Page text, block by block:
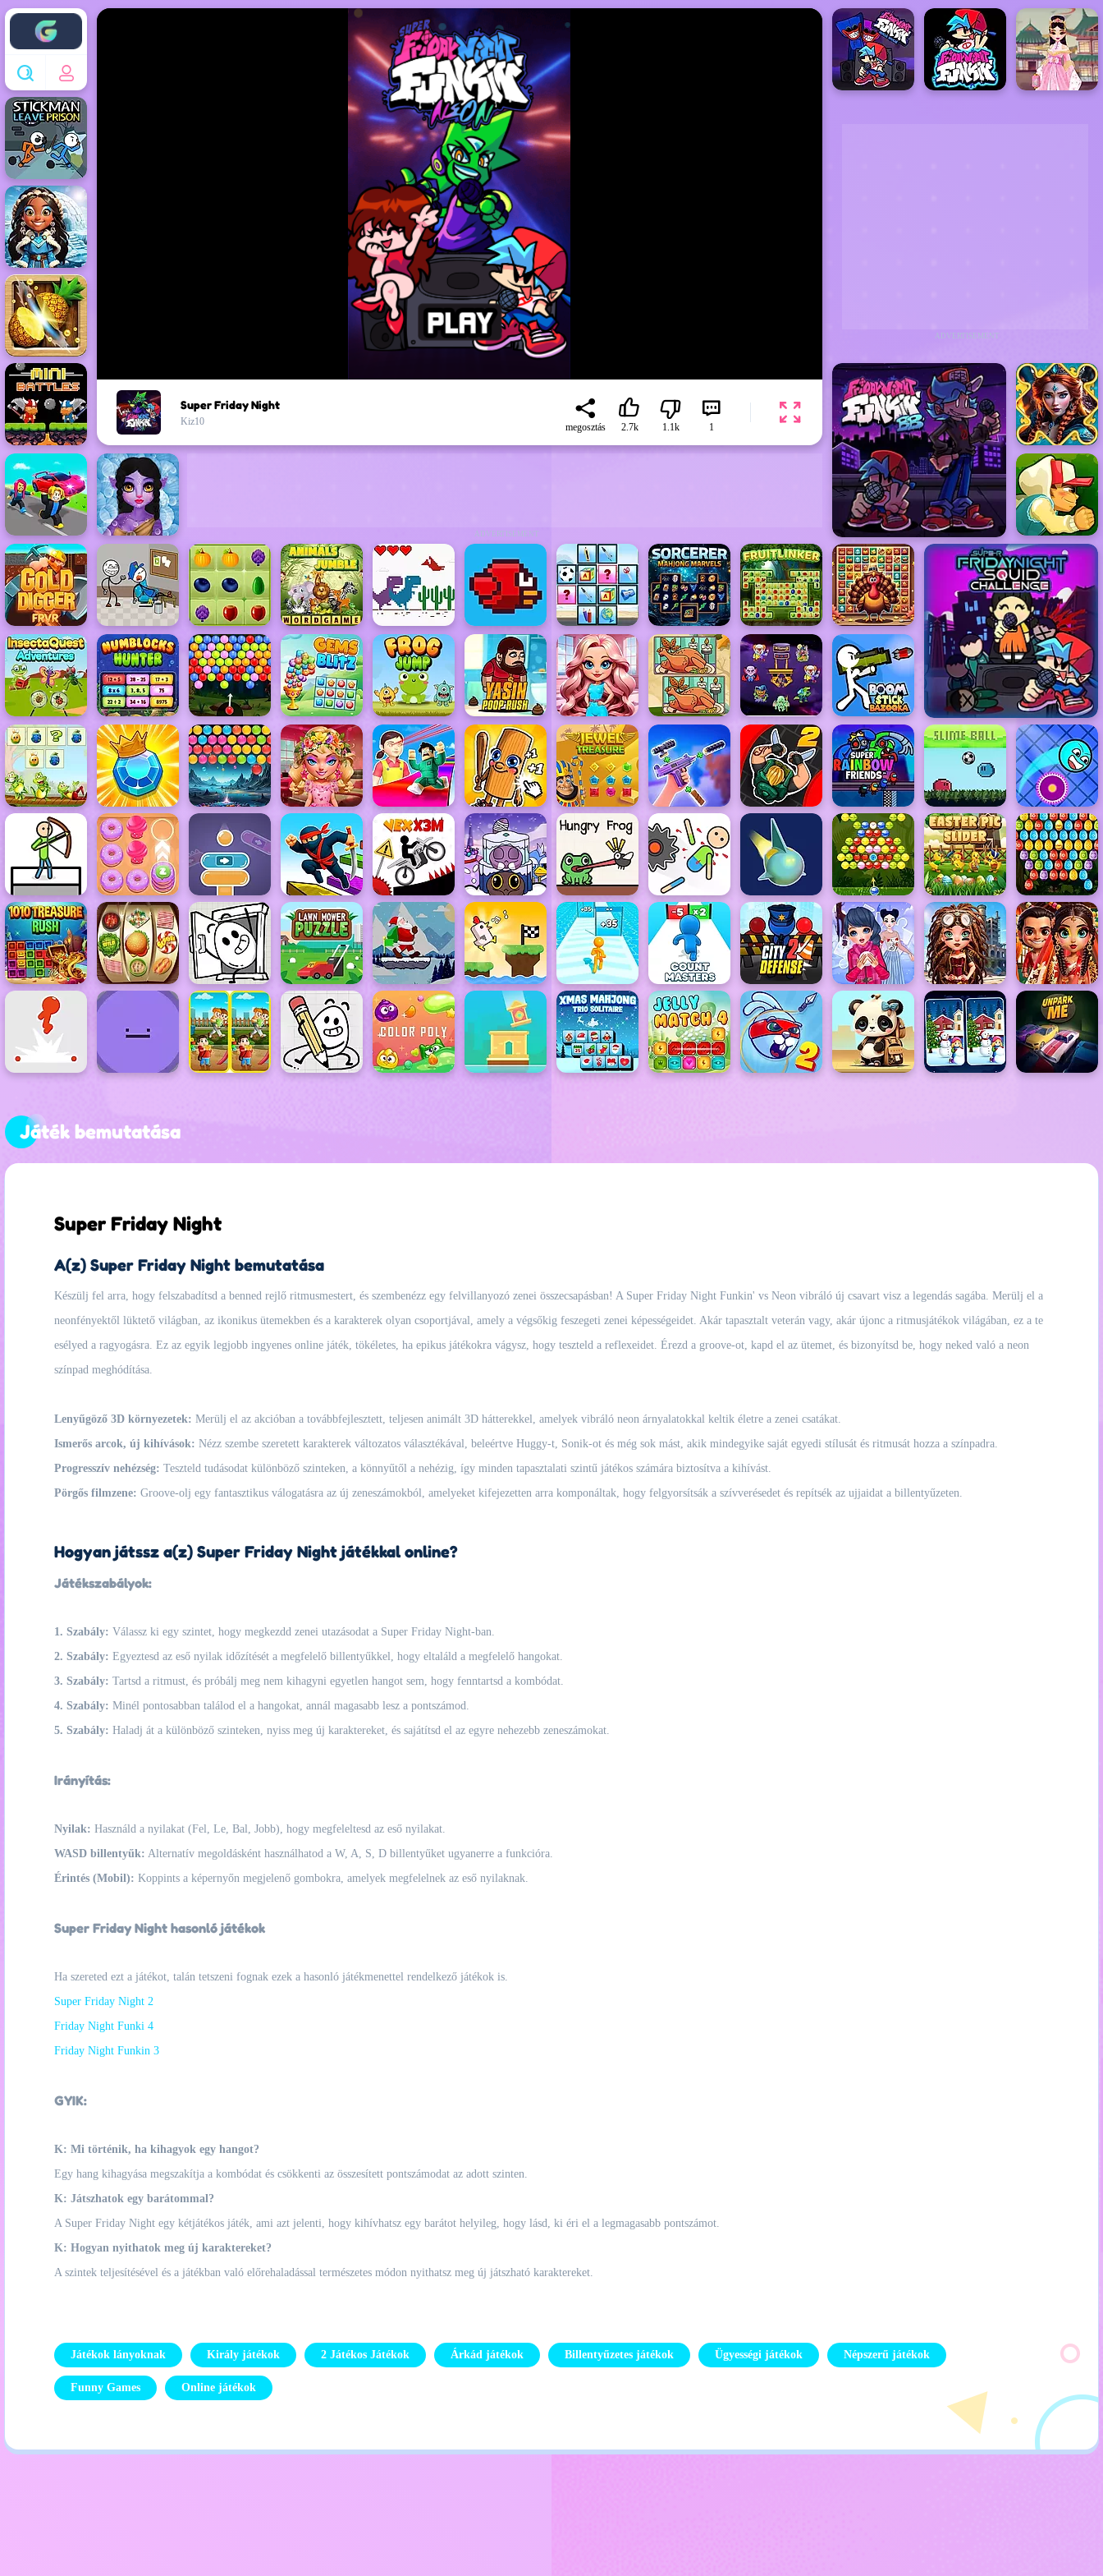
Enjoy4fun
ADVERTISEMENT
ADVERTISEMENT
Super Friday Night
Kiz10
megosztás 2.7k 1.1k 1
Játék bemutatása
Super Friday Night
A(z) Super Friday Night bemutatása
Készülj fel arra, hogy felszabadítsd a benned rejlő ritmusmestert, és szembenézz egy felvillanyozó zenei összecsapásban! A Super Friday Night Funkin' vs Neon vibráló új csavart visz a legendás sagába. Merülj el a
neonfényektől lüktető világban, az ikonikus ütemekben és a karakterek olyan csoportjával, amely a végsőkig feszegeti zenei képességeidet. Akár tapasztalt veterán vagy, akár újonc a ritmusjátékok világában, ez a te
esélyed a ragyogásra. Ez az egyik legjobb ingyenes online játék, tökéletes, ha epikus játékokra vágysz, hogy teszteld a reflexeidet. Érezd a groove-ot, kapd el az ütemet, és bizonyítsd be, hogy neked való a neon
színpad meghódítása.
Lenyűgöző 3D környezetek: Merülj el az akcióban a továbbfejlesztett, teljesen animált 3D hátterekkel, amelyek vibráló neon árnyalatokkal keltik életre a zenei csatákat.
Ismerős arcok, új kihívások: Nézz szembe szeretett karakterek változatos választékával, beleértve Huggy-t, Sonik-ot és még sok mást, akik mindegyike saját egyedi stílusát és ritmusát hozza a színpadra.
Progresszív nehézség: Teszteld tudásodat különböző szinteken, a könnyűtől a nehézig, így minden tapasztalati szintű játékos számára biztosítva a kihívást.
Pörgős filmzene: Groove-olj egy fantasztikus válogatásra az új zeneszámokból, amelyeket kifejezetten arra komponáltak, hogy felgyorsítsák a szívverésedet és repítsék az ujjaidat a billentyűzeten.
Hogyan játssz a(z) Super Friday Night játékkal online?
Játékszabályok:
1. Szabály: Válassz ki egy szintet, hogy megkezdd zenei utazásodat a Super Friday Night-ban.
2. Szabály: Egyeztesd az eső nyilak időzítését a megfelelő billentyűkkel, hogy eltaláld a megfelelő hangokat.
3. Szabály: Tartsd a ritmust, és próbálj meg nem kihagyni egyetlen hangot sem, hogy fenntartsd a kombódat.
4. Szabály: Minél pontosabban találod el a hangokat, annál magasabb lesz a pontszámod.
5. Szabály: Haladj át a különböző szinteken, nyiss meg új karaktereket, és sajátítsd el az egyre nehezebb zeneszámokat.
Irányítás:
Nyilak: Használd a nyilakat (Fel, Le, Bal, Jobb), hogy megfeleltesd az eső nyilakat.
WASD billentyűk: Alternatív megoldásként használhatod a W, A, S, D billentyűket ugyanerre a funkcióra.
Érintés (Mobil): Koppints a képernyőn megjelenő gombokra, amelyek megfelelnek az eső nyilaknak.
Super Friday Night hasonló játékok
Ha szereted ezt a játékot, talán tetszeni fognak ezek a hasonló játékmenettel rendelkező játékok is.
Super Friday Night 2
Friday Night Funki 4
Friday Night Funkin 3
GYIK:
K: Mi történik, ha kihagyok egy hangot?
Egy hang kihagyása megszakítja a kombódat és csökkenti az összesített pontszámodat az adott szinten.
K: Játszhatok egy barátommal?
A Super Friday Night egy kétjátékos játék, ami azt jelenti, hogy kihívhatsz egy barátot helyileg, hogy lásd, ki éri el a legmagasabb pontszámot.
K: Hogyan nyithatok meg új karaktereket?
A szintek teljesítésével és a játékban való előrehaladással természetes módon nyithatsz meg új játszható karaktereket.
Játékok lányoknak Király játékok 2 Játékos Játékok Árkád játékok Billentyűzetes játékok Ügyességi játékok Népszerű játékok
Funny Games Online játékok